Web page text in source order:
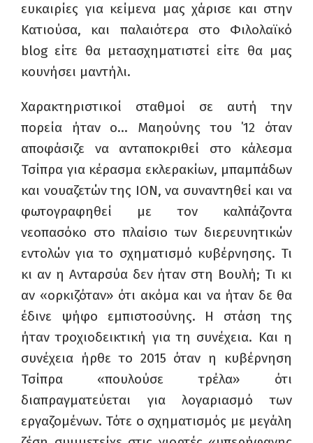
ευκαιρίες για κείμενα μας χάρισε και στην
Κατιούσα, και παλαιότερα στο Φιλολαϊκό
blogείτε θα μετασχηματιστεί είτε θα μας
κουνήσει μαντήλι.
Χαρακτηριστικοί σταθμοί σε αυτή την
πορεία ήταν ο… Μαηούνης του ΄12 όταν
αποφάσιζε να ανταποκριθεί στο κάλεσμα
Τσίπρα για κέρασμα εκλερακίων, μπαμπάδων
και νουαζετών της ΙΟΝ, να συναντηθεί και να
φωτογραφηθεί με τον καλπάζοντα
νεοπασόκο στο πλαίσιο των διερευνητικών
εντολών για το σχηματισμό κυβέρνησης. Τι
κι αν η Ανταρσύα δεν ήταν στη Βουλή; Τι κι
αν «ορκιζόταν» ότι ακόμα και να ήταν δε θα
έδινε ψήφο εμπιστοσύνης. Η στάση της
ήταν τροχιοδεικτική για τη συνέχεια. Και η
συνέχεια ήρθε το 2015 όταν η κυβέρνηση
Τσίπρα «πουλούσε τρέλα» ότι
διαπραγματεύεται για λογαριασμό των
εργαζομένων. Τότε ο σχηματισμός με μεγάλη